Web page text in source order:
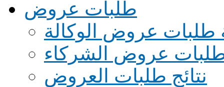
طلبات عروض
طلبات عروض الوكالة
طلبات عروض الشركاء
نتائج طلبات العروض